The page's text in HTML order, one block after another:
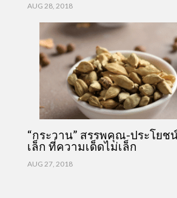
AUG 28, 2018
“กระวาน” สรรพคุณ-ประโยช
เล็ก ที่ความเด็ดไม่เล็ก
AUG 27, 2018